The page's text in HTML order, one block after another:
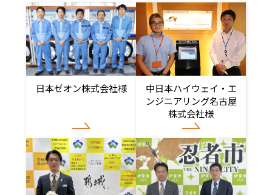
日本ゼオン株式会社様
中日本ハイウェイ・エ
ンジニアリング名古屋
株式会社様